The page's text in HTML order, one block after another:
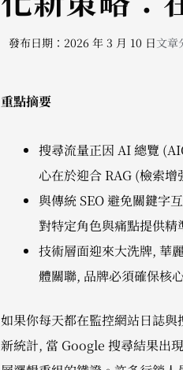
發布日期：2026 年 3 月 10 日文章
重點摘要
搜尋流量正因 AI 總覽
心在於迎合 RAG (檢索增
與傳統 SEO 避免關鍵字
對特定角色與痛點提供精
技術層面迎來大洗牌, 華
體關聯, 品牌必須確保核
如果你每天都在監控網站日誌
新統計, 當 Google 搜尋結果出